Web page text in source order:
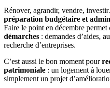
Rénover, agrandir, vendre,
préparation budgétaire et
Faire le point en décembre permet
démarches : demandes d’aides,
recherche d’entreprises.
C’est aussi le bon moment pour
patrimoniale : un logement à
simplement un projet